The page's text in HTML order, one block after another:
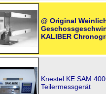
@ Original
KALIBER
Knestel KE SAM
Teilermessgerät